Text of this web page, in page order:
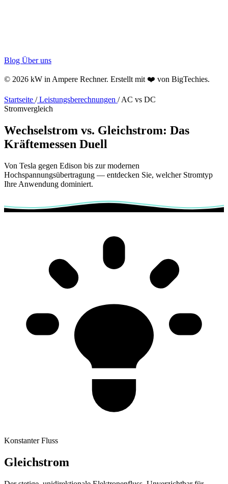
Blog Über uns
© 2026 kW in Ampere Rechner. Erstellt mit ❤️ von BigTechies.
Startseite /Leistungsberechnungen /AC vs DC
Stromvergleich
Wechselstrom vs. Gleichstrom: Das
Kräftemessen Duell
Von Tesla gegen Edison bis zur modernen
Hochspannungsübertragung — entdecken Sie, welcher Stromtyp
Ihre Anwendung dominiert.
Konstanter Fluss
Gleichstrom